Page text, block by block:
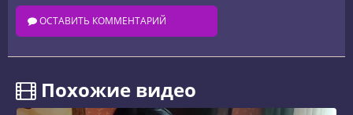
ОСТАВИТЬ КОММЕНТАРИЙ
️ Похожие видео